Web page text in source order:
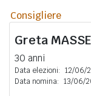
Consigliere
Greta
30 anni
Data elezioni: 12/06/
Data nomina: 13/06/